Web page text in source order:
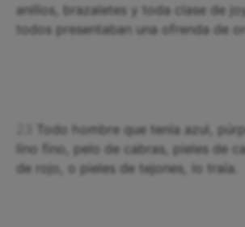
anillos, brazaletes y toda clase de
todos presentaban una ofrenda de
Todo hombre que tenía azul,
lino fino, pelo de cabras, pieles de
de rojo, o pieles de tejones, lo traía.